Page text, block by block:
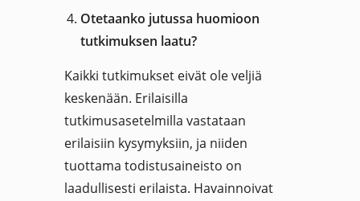
Otetaanko jutussa huomioon
tutkimuksen laatu?
Kaikki tutkimukset eivät ole veljiä
keskenään. Erilaisilla
tutkimusasetelmilla vastataan
erilaisiin kysymyksiin, ja niiden
tuottama todistusaineisto on
laadullisesti erilaista. Havainnoivat